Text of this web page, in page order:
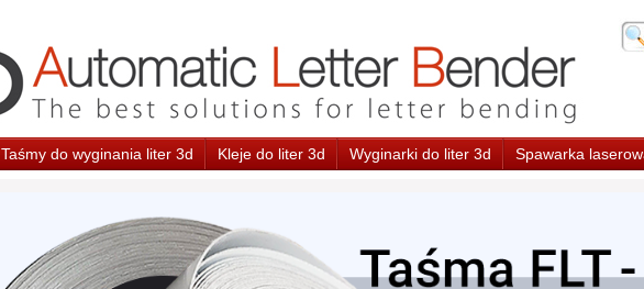
Taśmy do wyginania liter 3d Kleje do liter 3d Wyginarki do liter 3d Spawarka